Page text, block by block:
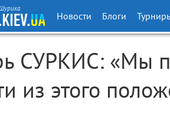
Новости Блоги
СУРКИС: «Мы
из этого